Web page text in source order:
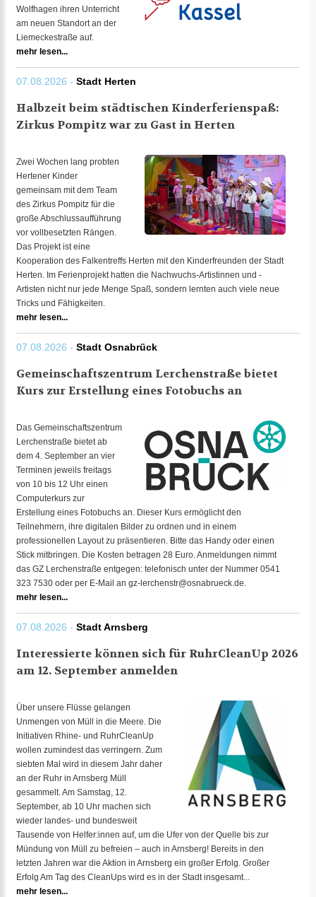
Wolfhagen ihren Unterricht
am neuen Standort an der
Liemeckestraße auf.
mehr lesen...
07.08.2026 - Stadt Herten
Halbzeit beim städtischen Kinderferienspaß:
Zirkus Pompitz war zu Gast in Herten
Zwei Wochen lang probten
Hertener Kinder
gemeinsam mit dem Team
des Zirkus Pompitz für die
große Abschlussaufführung
vor vollbesetzten Rängen.
Das Projekt ist eine
Kooperation des Falkentreffs Herten mit den Kinderfreunden der Stadt
Herten. Im Ferienprojekt hatten die Nachwuchs-Artistinnen und -
Artisten nicht nur jede Menge Spaß, sondern lernten auch viele neue
Tricks und Fähigkeiten.
mehr lesen...
07.08.2026 - Stadt Osnabrück
Gemeinschaftszentrum Lerchenstraße bietet
Kurs zur Erstellung eines Fotobuchs an
Das Gemeinschaftszentrum
Lerchenstraße bietet ab
dem 4. September an vier
Terminen jeweils freitags
von 10 bis 12 Uhr einen
Computerkurs zur
Erstellung eines Fotobuchs an. Dieser Kurs ermöglicht den
Teilnehmern, ihre digitalen Bilder zu ordnen und in einem
professionellen Layout zu präsentieren. Bitte das Handy oder einen
Stick mitbringen. Die Kosten betragen 28 Euro. Anmeldungen nimmt
das GZ Lerchenstraße entgegen: telefonisch unter der Nummer 0541
323 7530 oder per E-Mail an gz-lerchenstr@osnabrueck.de.
mehr lesen...
07.08.2026 - Stadt Arnsberg
Interessierte können sich für RuhrCleanUp 2026
am 12. September anmelden
Über unsere Flüsse gelangen
Unmengen von Müll in die Meere. Die
Initiativen Rhine- und RuhrCleanUp
wollen zumindest das verringern. Zum
siebten Mal wird in diesem Jahr daher
an der Ruhr in Arnsberg Müll
gesammelt. Am Samstag, 12.
September, ab 10 Uhr machen sich
wieder landes- und bundesweit
Tausende von Helfer:innen auf, um die Ufer von der Quelle bis zur
Mündung von Müll zu befreien – auch in Arnsberg! Bereits in den
letzten Jahren war die Aktion in Arnsberg ein großer Erfolg. Großer
Erfolg Am Tag des CleanUps wird es in der Stadt insgesamt...
mehr lesen...